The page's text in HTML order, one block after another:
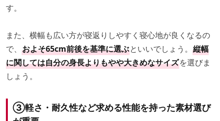
す。
また、横幅も広い方が寝返りしやすく寝心地が良くなるの
で、 およそ65cm前後を基準に選ぶといいでしょう。 縦幅
に関しては自分の身長よりもやや大きめなサイズを選びま
しょう。
③軽さ・耐久性など求める性能を持った素材選び